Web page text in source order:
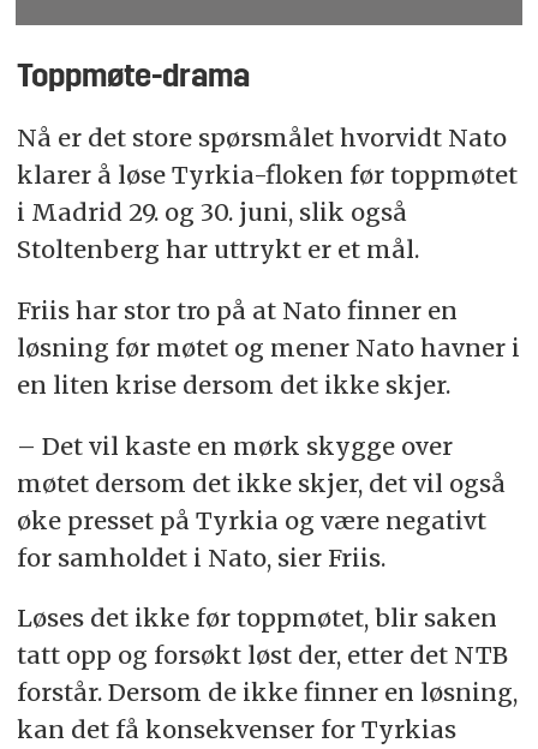
Toppmøte-drama
Nå er det store spørsmålet hvorvidt Nato
klarer å løse Tyrkia-floken før toppmøtet
i Madrid 29. og 30. juni, slik også
Stoltenberg har uttrykt er et mål.
Friis har stor tro på at Nato finner en
løsning før møtet og mener Nato havner i
en liten krise dersom det ikke skjer.
– Det vil kaste en mørk skygge over
møtet dersom det ikke skjer, det vil også
øke presset på Tyrkia og være negativt
for samholdet i Nato, sier Friis.
Løses det ikke før toppmøtet, blir saken
tatt opp og forsøkt løst der, etter det NTB
forstår. Dersom de ikke finner en løsning,
kan det få konsekvenser for Tyrkias